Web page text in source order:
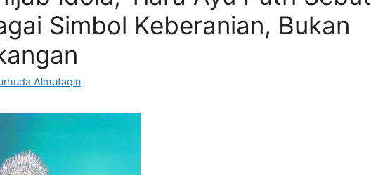
Simbol Keberanian, Bukan
Almutaqin